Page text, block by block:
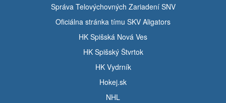
Správa Telovýchovných Zariadení SNV
Oficiálna stránka tímu SKV Aligators
HK Spišská Nová Ves
HK Spišský Štvrtok
HK Vydrník
Hokej.sk
NHL